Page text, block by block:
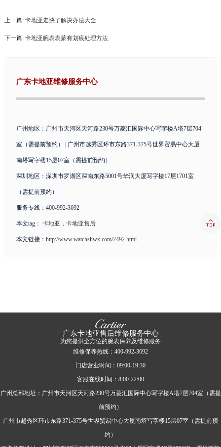
上一篇: 卡地亚走快了解决办法大全
下一篇: 卡地亚腕表表蒙有划痕处理方法
广东卡地亚维修服务中心
广州地区：广州市天河区天河路230号万菱汇国际中心写字楼A塔7层704
室（需提前预约） | 广州市越秀区环市东路371-375号世界贸易中心大厦
南塔写字楼15层07室（需提前预约）
深圳地区：深圳市罗湖区深南东路5001号华润大厦写字楼17层1701室
（需提前预约）
服务专线：400-992-3692
本文tag： 卡地亚 ， 卡地亚售后
本文链接： http://www.watchshwx.com/2492.html
广东卡地亚售后维修服务中心
为您提供全方位的腕表保养及维修服务
维修保养热线：400-992-3692
门店营业时间：09:00-19:30
客服在线时间：8:00-22:00
广州总部地址：广州市天河区天河路230号万菱汇国际中心写字楼A塔7层704室（需提
前预约）
广州市越秀区环市东路371-375号世界贸易中心大厦南塔写字楼15层07室（需提前预
约）
